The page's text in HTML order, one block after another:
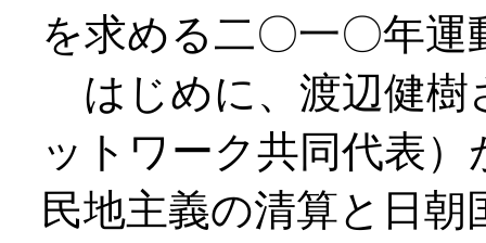
を求める二〇一〇年
はじめに、渡辺健樹
ットワーク共同代表
民地主義の清算と日